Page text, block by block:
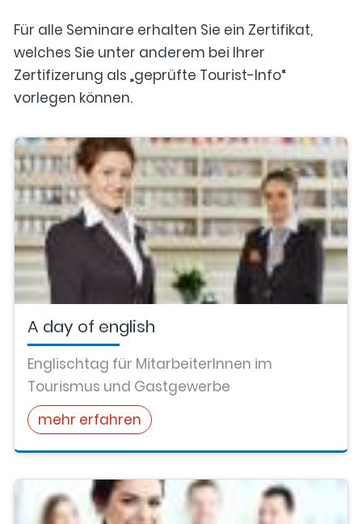
Für alle Seminare erhalten Sie ein Zertifikat,
welches Sie unter anderem bei Ihrer
Zertifizerung als „geprüfte Tourist-Info“
vorlegen können.
A day of english
Englischtag für MitarbeiterInnen im
Tourismus und Gastgewerbe
mehr erfahren